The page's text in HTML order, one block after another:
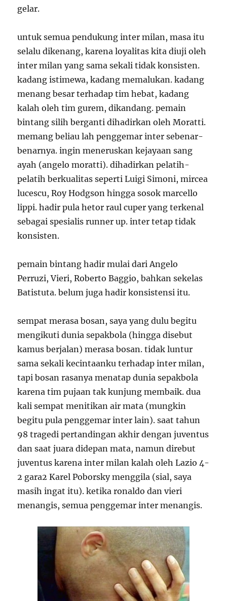
gelar.
untuk semua pendukung inter milan, masa itu
selalu dikenang, karena loyalitas kita diuji oleh
inter milan yang sama sekali tidak konsisten.
kadang istimewa, kadang memalukan. kadang
menang besar terhadap tim hebat, kadang
kalah oleh tim gurem, dikandang. pemain
bintang silih berganti dihadirkan oleh Moratti.
memang beliau lah penggemar inter sebenar-
benarnya. ingin meneruskan kejayaan sang
ayah (angelo moratti). dihadirkan pelatih-
pelatih berkualitas seperti Luigi Simoni, mircea
lucescu, Roy Hodgson hingga sosok marcello
lippi. hadir pula hetor raul cuper yang terkenal
sebagai spesialis runner up. inter tetap tidak
konsisten.
pemain bintang hadir mulai dari Angelo
Perruzi, Vieri, Roberto Baggio, bahkan sekelas
Batistuta. belum juga hadir konsistensi itu.
sempat merasa bosan, saya yang dulu begitu
mengikuti dunia sepakbola (hingga disebut
kamus berjalan) merasa bosan. tidak luntur
sama sekali kecintaanku terhadap inter milan,
tapi bosan rasanya menatap dunia sepakbola
karena tim pujaan tak kunjung membaik. dua
kali sempat menitikan air mata (mungkin
begitu pula penggemar inter lain). saat tahun
98 tragedi pertandingan akhir dengan juventus
dan saat juara didepan mata, namun direbut
juventus karena inter milan kalah oleh Lazio 4-
2 gara2 Karel Poborsky menggila (sial, saya
masih ingat itu). ketika ronaldo dan vieri
menangis, semua penggemar inter menangis.